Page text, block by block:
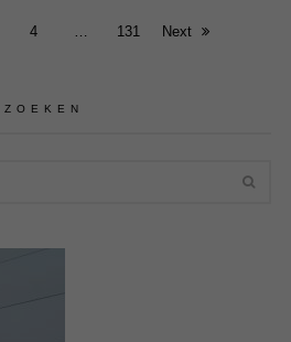
4 131 Next
ZOEKEN